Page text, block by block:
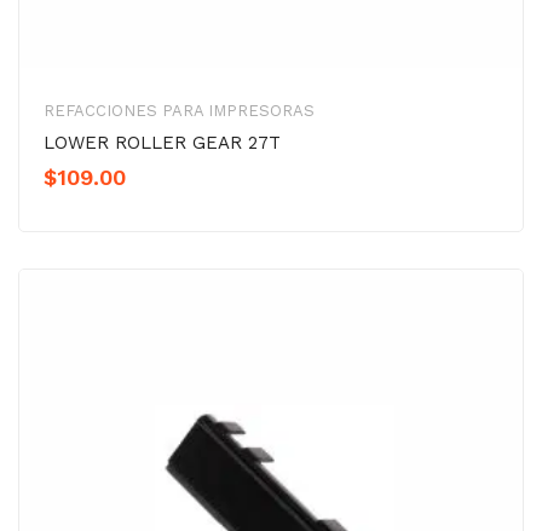
REFACCIONES PARA IMPRESORAS
LOWER ROLLER GEAR 27T
$109.00